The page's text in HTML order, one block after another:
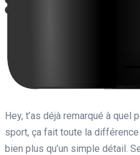
Hey, t’as déjà remarqué à quel
sport, ça fait toute la
bien plus qu’un simple détail.